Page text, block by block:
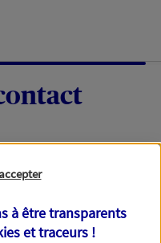
dans les
par téléphone.
à être transparents
et traceurs !